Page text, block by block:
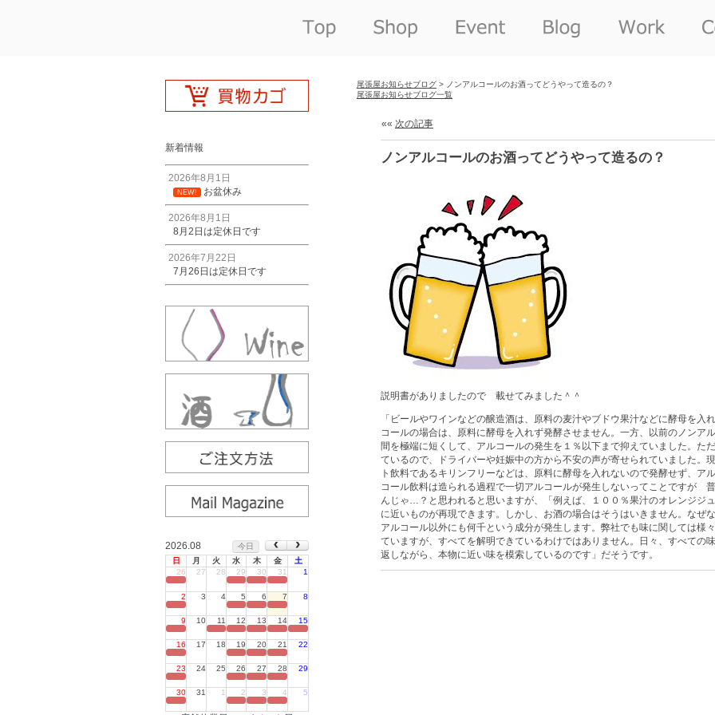
新着情報
2026年8月1日
NEW! お盆休み
2026年8月1日
8月2日は定休日です
2026年7月22日
7月26日は定休日です
2026.08
今日
日
月 火 水 木 金
土
26
27 28 29 30 31 1
2 3 4 5 6 7 8
9 10 11 12 13 14 15
16 17 18 19 20 21 22
23 24 25 26 27 28 29
30 31 1 2 3 4 5
尾張屋お知らせブログ > ノンアルコールのお酒ってどうやって造るの？
尾張屋お知らせブログ一覧
«« 次の記事
ノンアルコールのお酒ってどうやって造るの？
説明書がありましたので 載せてみました＾＾
「ビールやワインなどの醸造酒は、原料の麦汁やブドウ果汁などに酵母を入
コールの場合は、原料に酵母を入れず発酵させません。一方、以前のノンア
間を極端に短くして、アルコールの発生を１％以下まで抑えていました。た
ているので、ドライバーや妊娠中の方から不安の声が寄せられていました。
ト飲料であるキリンフリーなどは、原料に酵母を入れないので発酵せず、ア
コール飲料は造られる過程で一切アルコールが発生しないってことですが
んじゃ…？と思われると思いますが、「例えば、１００％果汁のオレンジジ
に近いものが再現できます。しかし、お酒の場合はそうはいきません。なぜ
アルコール以外にも何千という成分が発生します。弊社でも味に関しては様
ていますが、すべてを解明できているわけではありません。日々、すべての
返しながら、本物に近い味を模索しているのです」だそうです。